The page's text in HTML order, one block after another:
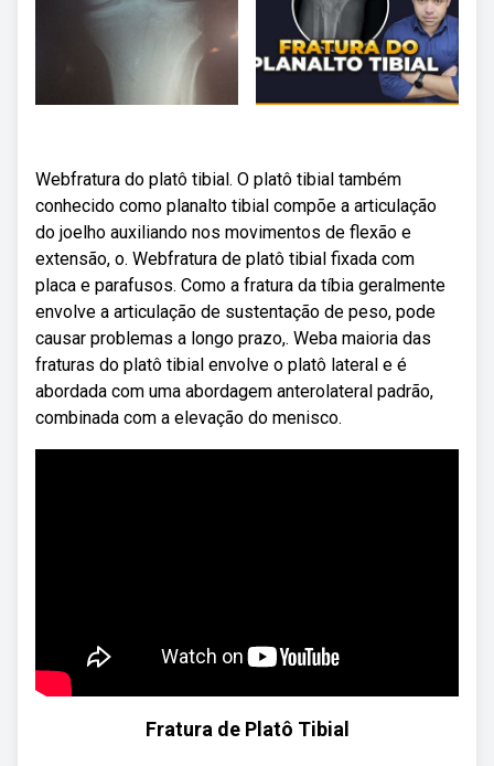
Webfratura do platô tibial. O platô tibial também
conhecido como planalto tibial compõe a articulação
do joelho auxiliando nos movimentos de flexão e
extensão, o. Webfratura de platô tibial fixada com
placa e parafusos. Como a fratura da tíbia geralmente
envolve a articulação de sustentação de peso, pode
causar problemas a longo prazo,. Weba maioria das
fraturas do platô tibial envolve o platô lateral e é
abordada com uma abordagem anterolateral padrão,
combinada com a elevação do menisco.
Fratura de Platô Tibial